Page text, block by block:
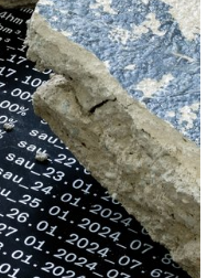
artistiques et
de synthèse (CGI). « Cette
l’ECAL une initiation aux
explorant son intégration
photoréalistes et
l’importance de la
qui sont au cœur de
Renau, Area of Work,
et réalisateurs Amine
caractérise par ses récits
cadrage graphique et
dans les
technologie, le studio
la narration visuelle